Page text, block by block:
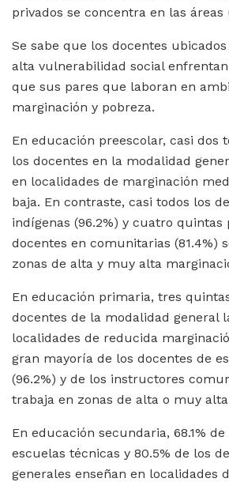
privados se concentra en las áreas
Se sabe que los docentes
alta vulnerabilidad social
que sus pares que laboran en
marginación y pobreza.
En educación preescolar, casi dos
los docentes en la modalidad
en localidades de marginación
baja. En contraste, casi todos los
indígenas (96.2%) y cuatro quintas
docentes en comunitarias (81.4%)
zonas de alta y muy alta
En educación primaria, tres
docentes de la modalidad general
localidades de reducida
gran mayoría de los docentes de
(96.2%) y de los instructores
trabaja en zonas de alta o muy
En educación secundaria, 68.1%
escuelas técnicas y 80.5% de los
generales enseñan en localidades